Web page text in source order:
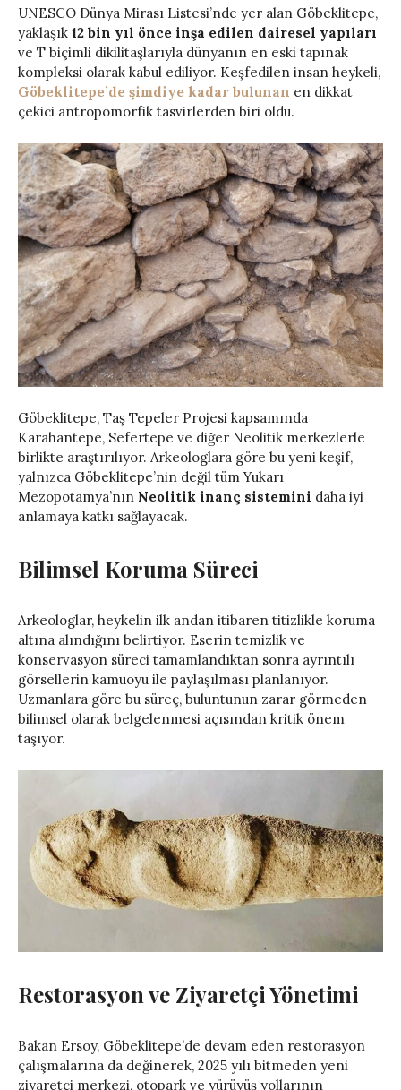
UNESCO Dünya Mirası Listesi’nde yer alan Göbeklitepe,
yaklaşık 12 bin yıl önce inşa edilen dairesel yapıları
ve T biçimli dikilitaşlarıyla dünyanın en eski tapınak
kompleksi olarak kabul ediliyor. Keşfedilen insan heykeli,
Göbeklitepe’de şimdiye kadar bulunan en dikkat
çekici antropomorfik tasvirlerden biri oldu.
Göbeklitepe, Taş Tepeler Projesi kapsamında
Karahantepe, Sefertepe ve diğer Neolitik merkezlerle
birlikte araştırılıyor. Arkeologlara göre bu yeni keşif,
yalnızca Göbeklitepe’nin değil tüm Yukarı
Mezopotamya’nın Neolitik inanç sistemini daha iyi
anlamaya katkı sağlayacak.
Bilimsel Koruma Süreci
Arkeologlar, heykelin ilk andan itibaren titizlikle koruma
altına alındığını belirtiyor. Eserin temizlik ve
konservasyon süreci tamamlandıktan sonra ayrıntılı
görsellerin kamuoyu ile paylaşılması planlanıyor.
Uzmanlara göre bu süreç, buluntunun zarar görmeden
bilimsel olarak belgelenmesi açısından kritik önem
taşıyor.
Restorasyon ve Ziyaretçi Yönetimi
Bakan Ersoy, Göbeklitepe’de devam eden restorasyon
çalışmalarına da değinerek, 2025 yılı bitmeden yeni
ziyaretçi merkezi, otopark ve yürüyüş yollarının